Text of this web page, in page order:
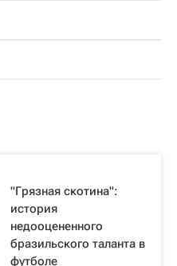
"Грязная скотина":
история
недооцененного
бразильского таланта в
футболе